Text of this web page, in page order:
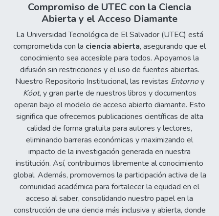
Compromiso de UTEC con la Ciencia
Abierta y el Acceso Diamante
La Universidad Tecnológica de El Salvador (UTEC) está
comprometida con la ciencia abierta, asegurando que el
conocimiento sea accesible para todos. Apoyamos la
difusión sin restricciones y el uso de fuentes abiertas.
Nuestro Repositorio Institucional, las revistas Entornoy
Kóot, y gran parte de nuestros libros y documentos
operan bajo el modelo de acceso abierto diamante. Esto
significa que ofrecemos publicaciones científicas de alta
calidad de forma gratuita para autores y lectores,
eliminando barreras económicas y maximizando el
impacto de la investigación generada en nuestra
institución. Así, contribuimos libremente al conocimiento
global. Además, promovemos la participación activa de la
comunidad académica para fortalecer la equidad en el
acceso al saber, consolidando nuestro papel en la
construcción de una ciencia más inclusiva y abierta, donde